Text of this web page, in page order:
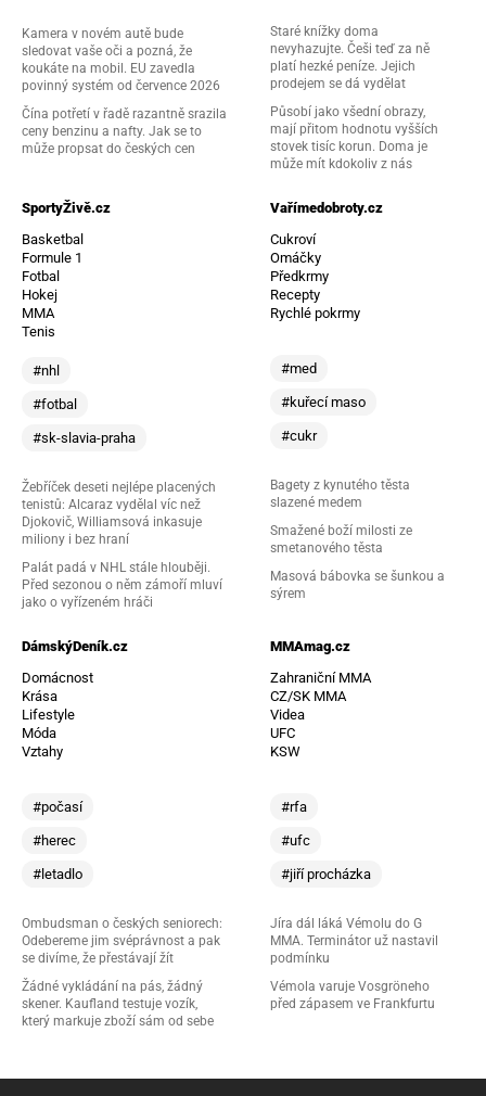
Kamera v novém autě bude
sledovat vaše oči a pozná, že
koukáte na mobil. EU zavedla
povinný systém od července 2026
Čína potřetí v řadě razantně srazila
ceny benzinu a nafty. Jak se to
může propsat do českých cen
Staré knížky doma
nevyhazujte. Češi teď za ně
platí hezké peníze. Jejich
prodejem se dá vydělat
Působí jako všední obrazy,
mají přitom hodnotu vyšších
stovek tisíc korun. Doma je
může mít kdokoliv z nás
SportyŽivě.cz
Basketbal
Formule 1
Fotbal
Hokej
MMA
Tenis
#nhl
#fotbal
#sk-slavia-praha
Žebříček deseti nejlépe placených
tenistů: Alcaraz vydělal víc než
Djokovič, Williamsová inkasuje
miliony i bez hraní
Palát padá v NHL stále hlouběji.
Před sezonou o něm zámoří mluví
jako o vyřízeném hráči
Vařímedobroty.cz
Cukroví
Omáčky
Předkrmy
Recepty
Rychlé pokrmy
#med
#kuřecí maso
#cukr
Bagety z kynutého těsta
slazené medem
Smažené boží milosti ze
smetanového těsta
Masová bábovka se šunkou a
sýrem
DámskýDeník.cz
Domácnost
Krása
Lifestyle
Móda
Vztahy
#počasí
#herec
#letadlo
Ombudsman o českých seniorech:
Odebereme jim svéprávnost a pak
se divíme, že přestávají žít
Žádné vykládání na pás, žádný
skener. Kaufland testuje vozík,
který markuje zboží sám od sebe
MMAmag.cz
Zahraniční MMA
CZ/SK MMA
Videa
UFC
KSW
#rfa
#ufc
#jiří procházka
Jíra dál láká Vémolu do G
MMA. Terminátor už nastavil
podmínku
Vémola varuje Vosgröneho
před zápasem ve Frankfurtu